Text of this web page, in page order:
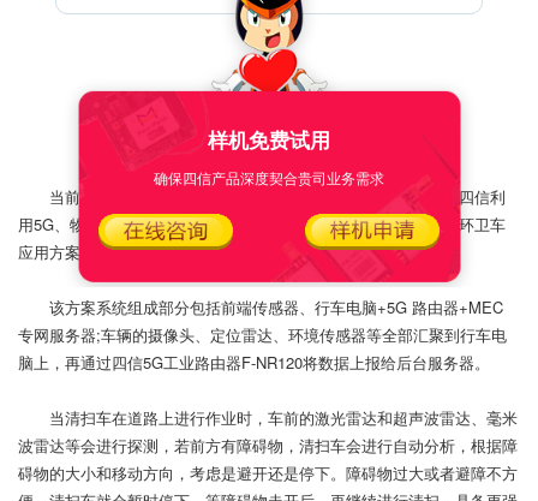
方案介绍
当前，“人工智能+环卫”市场正以前所未有的速度相互融合，四信利
用5G、物联网、大数据、云计算等信息处理技术，推出5G+无人环卫车
应用方案，打造智慧环卫服务城市。
该方案系统组成部分包括前端传感器、行车电脑+5G 路由器+MEC
专网服务器;车辆的摄像头、定位雷达、环境传感器等全部汇聚到行车电
脑上，再通过四信5G工业路由器F-NR120将数据上报给后台服务器。
当清扫车在道路上进行作业时，车前的激光雷达和超声波雷达、毫米
波雷达等会进行探测，若前方有障碍物，清扫车会进行自动分析，根据障
碍物的大小和移动方向，考虑是避开还是停下。障碍物过大或者避障不方
样机免费试用
确保四信产品深度契合贵司业务需求